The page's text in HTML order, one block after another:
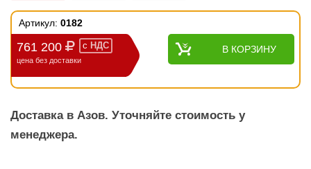
Артикул: 0182
761 200 с НДС
цена без доставки
В КОРЗИНУ
Доставка в Азов. Уточняйте стоимость у
менеджера.